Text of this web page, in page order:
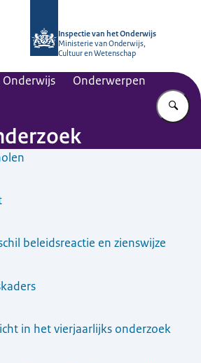
Inspectie van het Onderwijs
Ministerie van Onderwijs,
Cultuur en Wetenschap
Onderwerpen
beleidsreactie en zienswijze
in het vierjaarlijks onderzoek